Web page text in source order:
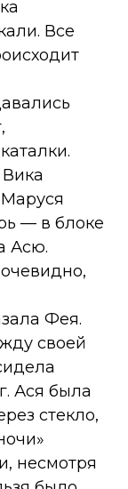
Все
— в блоке
Асю.
Фея.
своей
Ася была
стекло,
несмотря